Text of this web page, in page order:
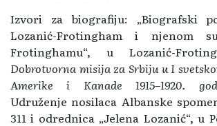
Izvori za biografiju: „Biografski
Lozanić-Frotingham i njenom
Frotinghamu“, u Lozanić-
Dobrotvorna misija za Srbiju u I
Amerike i Kanade 1915–1920.
Udruženje nosilaca Albanske
311 i odrednica „Jelena Lozanić“, u